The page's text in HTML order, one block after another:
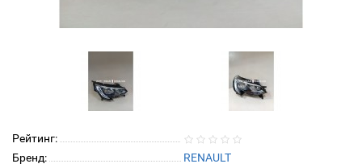
Рейтинг:
Бренд:
RENAULT